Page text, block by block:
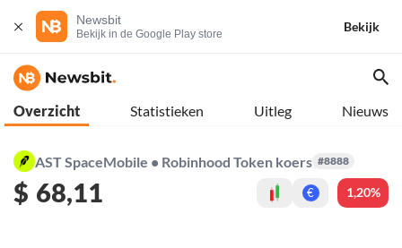
Newsbit
Bekijk in de Google Play store
Bekijk
Overzicht Statistieken Uitleg Nieuws
AST SpaceMobile • Robinhood Token koers #8888
$ 68,11 € 1,20%